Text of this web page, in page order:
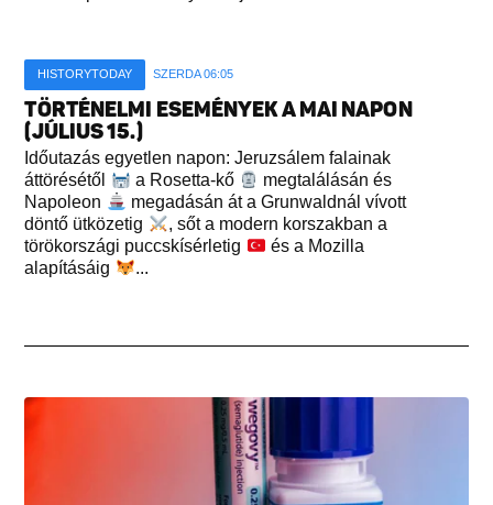
HISTORYTODAY SZERDA 06:05
TÖRTÉNELMI ESEMÉNYEK A MAI NAPON
(JÚLIUS 15.)
Időutazás egyetlen napon: Jeruzsálem falainak
áttörésétől
a Rosetta-kő
megtalálásán és
Napoleon
megadásán át a Grunwaldnál vívott
döntő ütközetig
, sőt a modern korszakban a
törökországi puccskísérletig
és a Mozilla
alapításáig
...